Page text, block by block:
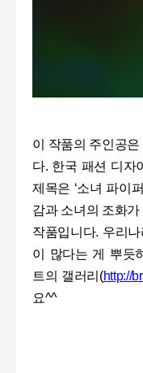
이 작품의 주인공
다. 한국 패션 디자
제목은 ‘소녀 파이퍼
감과 소녀의 조화
작품입니다. 우리
이 많다는 게 뿌듯
트의 갤러리 (http://
요^^